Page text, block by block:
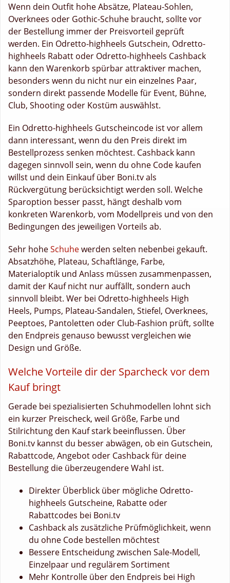
Wenn dein Outfit hohe Absätze, Plateau-Sohlen,
Overknees oder Gothic-Schuhe braucht, sollte vor
der Bestellung immer der Preisvorteil geprüft
werden. Ein Odretto-highheels Gutschein, Odretto-
highheels Rabatt oder Odretto-highheels Cashback
kann den Warenkorb spürbar attraktiver machen,
besonders wenn du nicht nur ein einzelnes Paar,
sondern direkt passende Modelle für Event, Bühne,
Club, Shooting oder Kostüm auswählst.
Ein Odretto-highheels Gutscheincode ist vor allem
dann interessant, wenn du den Preis direkt im
Bestellprozess senken möchtest. Cashback kann
dagegen sinnvoll sein, wenn du ohne Code kaufen
willst und dein Einkauf über Boni.tv als
Rückvergütung berücksichtigt werden soll. Welche
Sparoption besser passt, hängt deshalb vom
konkreten Warenkorb, vom Modellpreis und von den
Bedingungen des jeweiligen Vorteils ab.
Sehr hoheSchuhewerden selten nebenbei gekauft.
Absatzhöhe, Plateau, Schaftlänge, Farbe,
Materialoptik und Anlass müssen zusammenpassen,
damit der Kauf nicht nur auffällt, sondern auch
sinnvoll bleibt. Wer bei Odretto-highheels High
Heels, Pumps, Plateau-Sandalen, Stiefel, Overknees,
Peeptoes, Pantoletten oder Club-Fashion prüft, sollte
den Endpreis genauso bewusst vergleichen wie
Design und Größe.
Welche Vorteile dir der Sparcheck vor dem
Kauf bringt
Gerade bei spezialisierten Schuhmodellen lohnt sich
ein kurzer Preischeck, weil Größe, Farbe und
Stilrichtung den Kauf stark beeinflussen. Über
Boni.tv kannst du besser abwägen, ob ein Gutschein,
Rabattcode, Angebot oder Cashback für deine
Bestellung die überzeugendere Wahl ist.
Direkter Überblick über mögliche Odretto-
highheels Gutscheine, Rabatte oder
Rabattcodes bei Boni.tv
Cashback als zusätzliche Prüfmöglichkeit, wenn
du ohne Code bestellen möchtest
Bessere Entscheidung zwischen Sale-Modell,
Einzelpaar und regulärem Sortiment
Mehr Kontrolle über den Endpreis bei High